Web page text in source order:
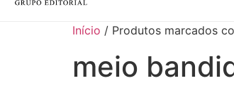
Início / Produtos marcados
meio